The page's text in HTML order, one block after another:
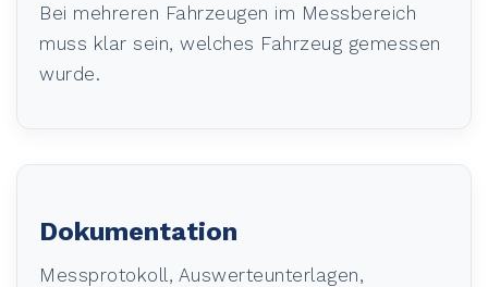
Bei mehreren Fahrzeugen im Messbereich
muss klar sein, welches Fahrzeug gemessen
wurde.
Dokumentation
Messprotokoll, Auswerteunterlagen,